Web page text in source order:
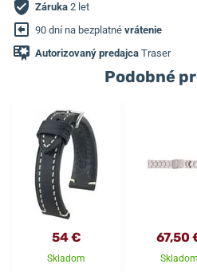
Záruka 2 let
90 dní na bezplatné vrátenie
Autorizovaný predajca Traser
Podobné
54 €
Skladom
67,50
Skladom